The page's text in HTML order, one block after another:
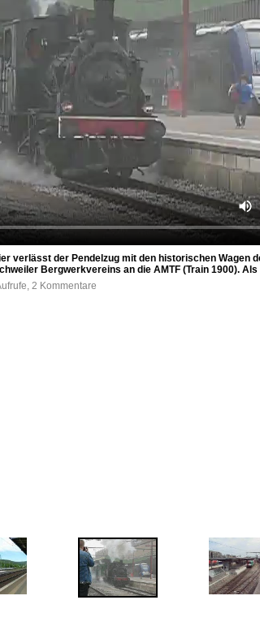
verlässt der Pendelzug mit den historischen Wagen
Bergwerkvereins an die AMTF (Train 1900).
2 Kommentare